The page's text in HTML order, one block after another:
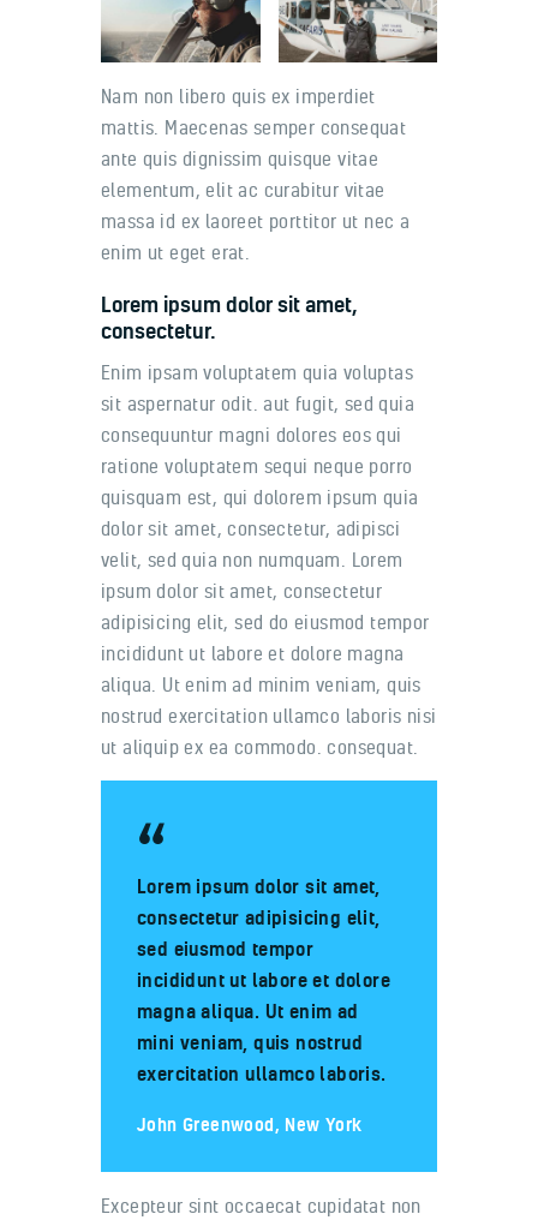
Nam non libero quis ex imperdiet
mattis. Maecenas semper consequat
ante quis dignissim quisque vitae
elementum, elit ac curabitur vitae
massa id ex laoreet porttitor ut nec a
enim ut eget erat.
Lorem ipsum dolor sit amet,
consectetur.
Enim ipsam voluptatem quia voluptas
sit aspernatur odit. aut fugit, sed quia
consequuntur magni dolores eos qui
ratione voluptatem sequi neque porro
quisquam est, qui dolorem ipsum quia
dolor sit amet, consectetur, adipisci
velit, sed quia non numquam. Lorem
ipsum dolor sit amet, consectetur
adipisicing elit, sed do eiusmod tempor
incididunt ut labore et dolore magna
aliqua. Ut enim ad minim veniam, quis
nostrud exercitation ullamco laboris nisi
ut aliquip ex ea commodo. consequat.
Lorem ipsum dolor sit amet,
consectetur adipisicing elit,
sed eiusmod tempor
incididunt ut labore et dolore
magna aliqua. Ut enim ad
mini veniam, quis nostrud
exercitation ullamco laboris.
John Greenwood, New York
Excepteur sint occaecat cupidatat non